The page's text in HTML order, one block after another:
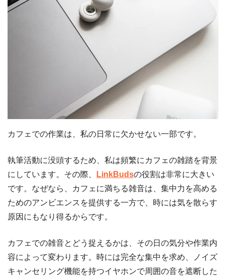
カフェでの作業は、私の日常に欠かせない一部です。
執筆活動に没頭するため、私は頻繁にカフェの雑踏を背景
にしています。その際、
LinkBudsの役割は非常に大きい
です。なぜなら、カフェに満ちる雑音は、集中力を高める
ためのアンビエンスを提供する一方で、時には気を散らす
原因にもなり得るからです。
カフェでの雑音とどう捉えるかは、その日の気分や作業内
容によって変わります。時には完全な集中を求め、ノイズ
キャンセリング機能を持つイヤホンで周囲の音を遮断した